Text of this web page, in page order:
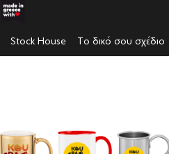
Stock House Το δικό σου σχέδιο